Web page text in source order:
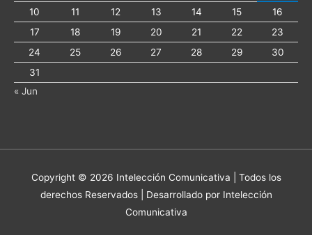
10
11 12 13 14 15
16
17
18 19 20 21 22
23
24
25 26 27 28 29
30
31
« Jun
Copyright © 2026 Intelección Comunicativa | Todos los
derechos Reservados | Desarrollado por Intelección
Comunicativa